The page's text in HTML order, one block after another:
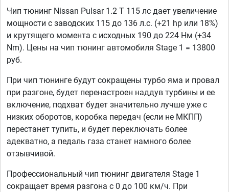
Чип тюнинг Nissan Pulsar 1.2 T 115 лс дает увеличение
мощности с заводских 115 до 136 л.с. (+21 hp или 18%)
и крутящего момента с исходных 190 до 224 Нм (+34
Nm). Цены на чип тюнинг автомобиля Stage 1 = 13800
руб.
При чип тюнинге будут сокращены турбо яма и провал
при разгоне, будет перенастроен наддув турбины и ее
включение, подхват будет значительно лучше уже с
низких оборотов, коробка передач (если не МКПП)
перестанет тупить, и будет переключать более
адекватно, а педаль газа станет намного более
отзывчивой.
Профессиональный чип тюнинг двигателя Stage 1
сокращает время разгона с 0 до 100 км/ч. При